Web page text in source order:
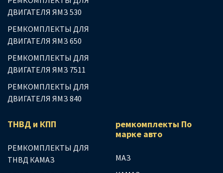
ДВИГАТЕЛЯ ЯМЗ 530
РЕМКОМПЛЕКТЫ ДЛЯ
ДВИГАТЕЛЯ ЯМЗ 650
РЕМКОМПЛЕКТЫ ДЛЯ
ДВИГАТЕЛЯ ЯМЗ 7511
РЕМКОМПЛЕКТЫ ДЛЯ
ДВИГАТЕЛЯ ЯМЗ 840
ТНВД и КПП
РЕМКОМПЛЕКТЫ ДЛЯ
ТНВД КАМАЗ
ремкомплекты По
марке авто
МАЗ